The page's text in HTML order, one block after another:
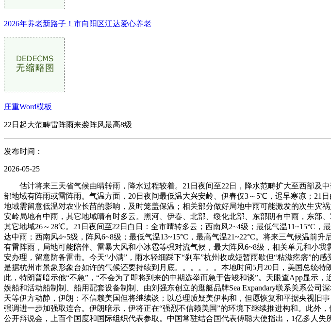
2026年养老新路子！市向阳区江达爱心养老
庄重Word模板
22日起大范畴雷阵雨来袭阵风最高8级
发布时间：
2026-05-25
估计将来三天省气候由晴转雨，降水过程较着。21日夜间至22日，降水范畴扩大至西部及
部地域有阵雨或雷阵雨。气温方面，20日夜间最低温大兴安岭、伊春仅3～5℃，迟早寒凉；
地域需留意低温对农业长苗的影响，及时笼盖保温；相关部分做好局地中雨可能激发的次生灾
安岭局地有中雨，其它地域晴有时多云。黑河、伊春、北部、绥化北部、东部阴有中雨，东部
其它地域26～28℃。21日夜间至22日白日：全市晴转多云；西南风2~4级；最低气温11~15°C
达中雨；西南风4~5级，阵风6~8级；最低气温13~15°C，最高气温21~22°C。将来三气候温前
有雷阵雨，局地可能陪伴、雷暴大风和小冰雹等强对流气候，最大阵风6~8级，相关单元和小
安办理，留意防备雷击。今天“小满”，雨水轻细踩下“刹车”杭州收成短暂雨歇但“粘滋疙瘩”
是据杭州市景象形象台如许的气候还要持续到月底。。。。。。本地时间5月20日，美国总统
此，特朗普暗示他“不急”，“不会为了即将到来的中期选举而急于告竣和谈”。天眼查App显示
娱船和活动船制制、船用配套设备制制、由刘强东创立的逛艇品牌Sea Expandary联系关系公
天等伊方动静，伊朗：不信赖美国但将继续谈；以总理质疑美伊构和，但愿恢复和平据央视旧
强调进一步加强取连合。伊朗暗示，伊将正在“强烈不信赖美国”的环境下继续推进构和。此外
公开辩说会，上百个国度和国际组织代表参取。中国常驻结合国代表傅聪大使指出，1亿多人